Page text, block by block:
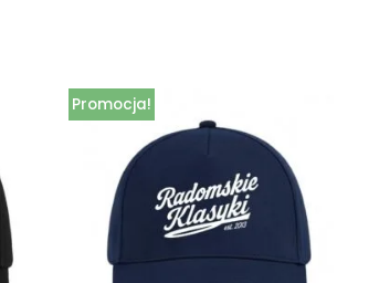
Promocja!